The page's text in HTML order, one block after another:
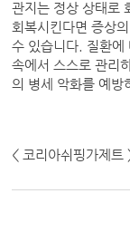
관지는 정상 상태로
회복시킨다면 증상
수 있습니다. 질환에
속에서 스스로 관리
의 병세 악화를 예방
< 코리아쉬핑가제트